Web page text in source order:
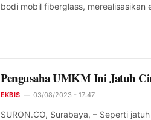
bodi mobil fiberglass, merealisasikan
Pengusaha UMKM Ini Jatuh
EKBIS 03/08/2023 - 17:47
SURON.CO, Surabaya, – Seperti